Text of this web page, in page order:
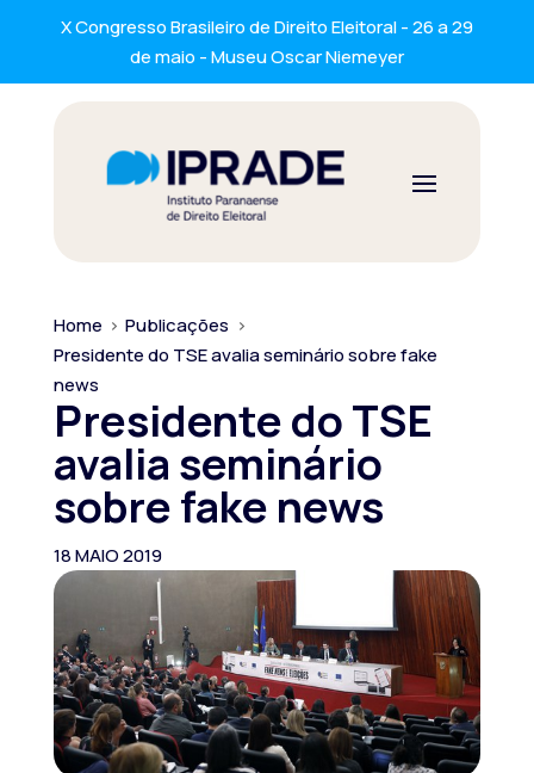
X Congresso Brasileiro de Direito Eleitoral - 26 a 29
de maio - Museu Oscar Niemeyer
Home > Publicações >
Presidente do TSE avalia seminário sobre fake
news
Presidente do TSE
avalia seminário
sobre fake news
18 MAIO 2019